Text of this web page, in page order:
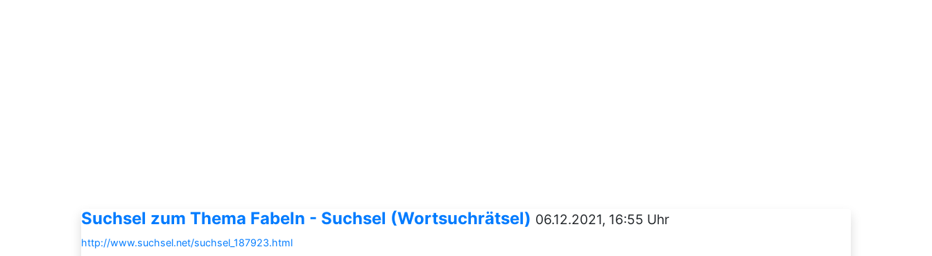
Suchsel zum Thema Fabeln - Suchsel (Wortsuchrätsel) 06.12.2021, 16:55 Uhr
http://www.suchsel.net/suchsel_187923.html